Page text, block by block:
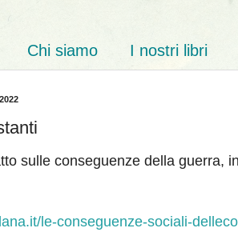
Chi siamo I nostri libri
sulle conseguenze della guerra,
le-conseguenze-sociali-